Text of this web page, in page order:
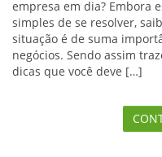
empresa em dia? Embora
simples de se resolver,
situação é de suma
negócios. Sendo assim
dicas que você deve […]